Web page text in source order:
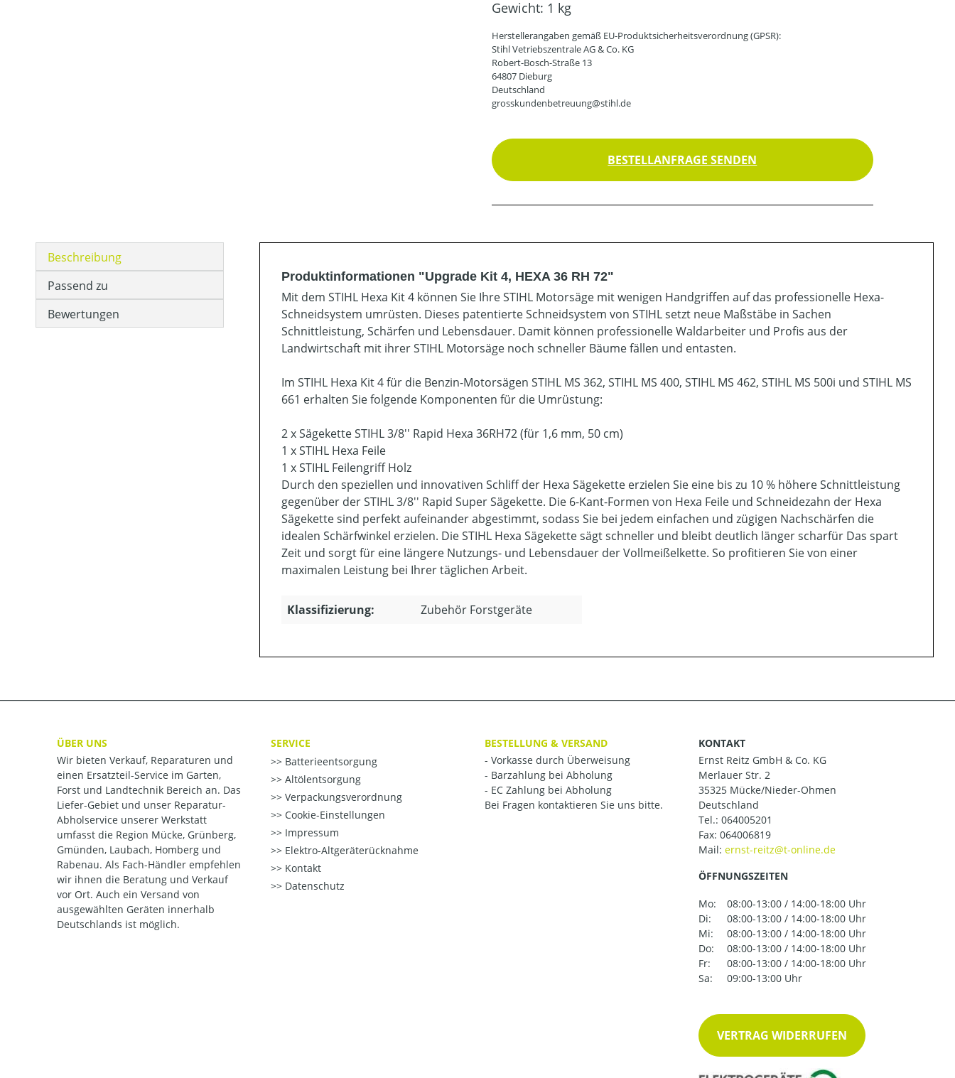
Gewicht: 1 kg
Herstellerangaben gemäß EU-Produktsicherheitsverordnung (GPSR):
Stihl Vetriebszentrale AG & Co. KG
Robert-Bosch-Straße 13
64807 Dieburg
Deutschland
grosskundenbetreuung@stihl.de
BESTELLANFRAGE SENDEN
Beschreibung
Passend zu
Bewertungen
Produktinformationen "Upgrade Kit 4, HEXA 36 RH 72"
Mit dem STIHL Hexa Kit 4 können Sie Ihre STIHL Motorsäge mit wenigen Handgriffen auf das professionelle Hexa-
Schneidsystem umrüsten. Dieses patentierte Schneidsystem von STIHL setzt neue Maßstäbe in Sachen
Schnittleistung, Schärfen und Lebensdauer. Damit können professionelle Waldarbeiter und Profis aus der
Landwirtschaft mit ihrer STIHL Motorsäge noch schneller Bäume fällen und entasten.
Im STIHL Hexa Kit 4 für die Benzin-Motorsägen STIHL MS 362, STIHL MS 400, STIHL MS 462, STIHL MS 500i und STIHL MS
661 erhalten Sie folgende Komponenten für die Umrüstung:
2 x Sägekette STIHL 3/8'' Rapid Hexa 36RH72 (für 1,6 mm, 50 cm)
1 x STIHL Hexa Feile
1 x STIHL Feilengriff Holz
Durch den speziellen und innovativen Schliff der Hexa Sägekette erzielen Sie eine bis zu 10 % höhere Schnittleistung
gegenüber der STIHL 3/8'' Rapid Super Sägekette. Die 6-Kant-Formen von Hexa Feile und Schneidezahn der Hexa
Sägekette sind perfekt aufeinander abgestimmt, sodass Sie bei jedem einfachen und zügigen Nachschärfen die
idealen Schärfwinkel erzielen. Die STIHL Hexa Sägekette sägt schneller und bleibt deutlich länger scharfür Das spart
Zeit und sorgt für eine längere Nutzungs- und Lebensdauer der Vollmeißelkette. So profitieren Sie von einer
maximalen Leistung bei Ihrer täglichen Arbeit.
Klassifizierung: Zubehör Forstgeräte
ÜBER UNS
Wir bieten Verkauf, Reparaturen und
einen Ersatzteil-Service im Garten,
Forst und Landtechnik Bereich an. Das
Liefer-Gebiet und unser Reparatur-
Abholservice unserer Werkstatt
umfasst die Region Mücke, Grünberg,
Gmünden, Laubach, Homberg und
Rabenau. Als Fach-Händler empfehlen
wir ihnen die Beratung und Verkauf
vor Ort. Auch ein Versand von
ausgewählten Geräten innerhalb
Deutschlands ist möglich.
SERVICE
Batterieentsorgung
Altölentsorgung
Verpackungsverordnung
Cookie-Einstellungen
Impressum
Elektro-Altgeräterücknahme
Kontakt
Datenschutz
BESTELLUNG & VERSAND
- Vorkasse durch Überweisung
- Barzahlung bei Abholung
- EC Zahlung bei Abholung
Bei Fragen kontaktieren Sie uns bitte.
KONTAKT
Ernst Reitz GmbH & Co. KG
Merlauer Str. 2
35325 Mücke/Nieder-Ohmen
Deutschland
Tel.: 064005201
Fax: 064006819
Mail:
ÖFFNUNGSZEITEN
Mo:
08:00-13:00 / 14:00-18:00 Uhr
Di:
08:00-13:00 / 14:00-18:00 Uhr
Mi:
08:00-13:00 / 14:00-18:00 Uhr
Do:
08:00-13:00 / 14:00-18:00 Uhr
Fr:
08:00-13:00 / 14:00-18:00 Uhr
Sa:
09:00-13:00 Uhr
VERTRAG WIDERRUFEN